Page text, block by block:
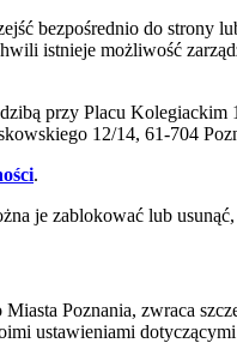
bezpośrednio do strony
istnieje możliwość
przy Placu
12/14, 61-704
.
je zablokować lub
Poznania, zwraca
ustawieniami